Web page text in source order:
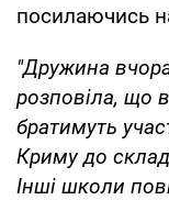
посилаючись
"Дружина
розповіла, що
братимуть
Криму до
Інші школи